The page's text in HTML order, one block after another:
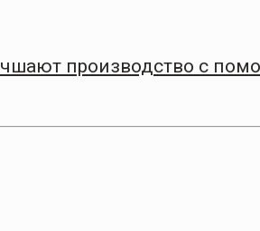
производство с